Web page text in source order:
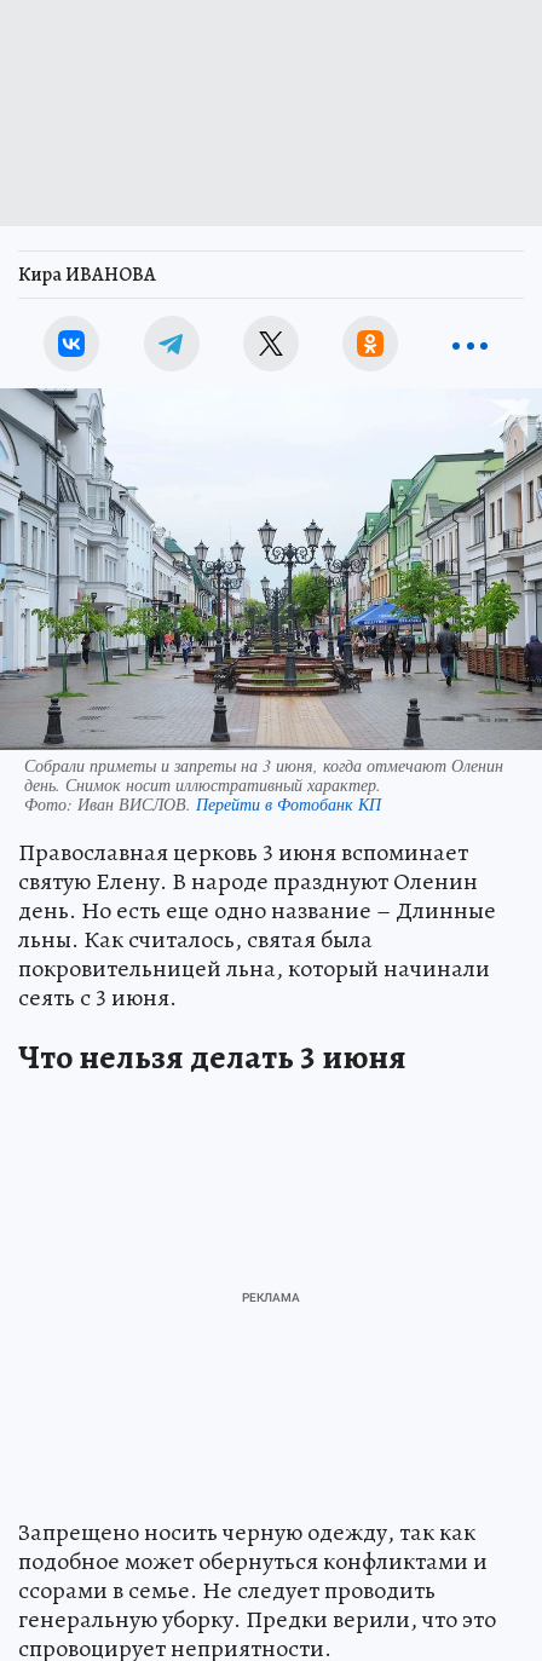
Кира ИВАНОВА
Собрали приметы и запреты на 3 июня, когда отмечают Оленин
день. Снимок носит иллюстративный характер.
Фото: Иван ВИСЛОВ. Перейти в Фотобанк КП
Православная церковь 3 июня вспоминает
святую Елену. В народе празднуют Оленин
день. Но есть еще одно название – Длинные
льны. Как считалось, святая была
покровительницей льна, который начинали
сеять с 3 июня.
Что нельзя делать 3 июня
Запрещено носить черную одежду, так как
подобное может обернуться конфликтами и
ссорами в семье. Не следует проводить
генеральную уборку. Предки верили, что это
спровоцирует неприятности.